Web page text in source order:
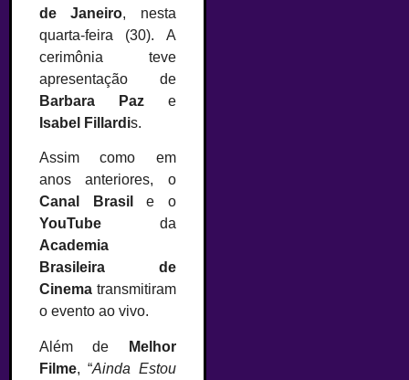
de Janeiro, nesta
quarta-feira (30). A
cerimônia teve
apresentação de
Barbara Paze
Isabel Fillardis.
Assim como em
anos anteriores, o
Canal Brasil
e o
YouTube da
Academia
Brasileira de
Cinema transmitiram
o evento ao vivo.
Além de
Melhor
Filme, “Ainda Estou